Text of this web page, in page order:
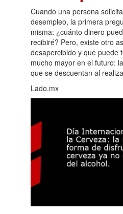
Cuando una persona
desempleo, la primera
misma: ¿cuánto dinero
recibiré? Pero, existe otro
desapercibido y que puede
mucho mayor en el futuro:
que se descuentan al
Lado.mx